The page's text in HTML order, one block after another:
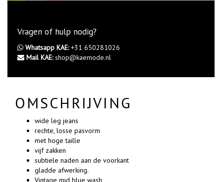
OMSCHRIJVING
wide leg jeans
rechte, losse pasvorm
met hoge taille
vijf zakken
subtiele naden aan de voorkant
gladde afwerking.
Vragen of hulp nodig?
Whatsapp KAE:+31 650281026
Mail KAE:shop@kaemode.nl